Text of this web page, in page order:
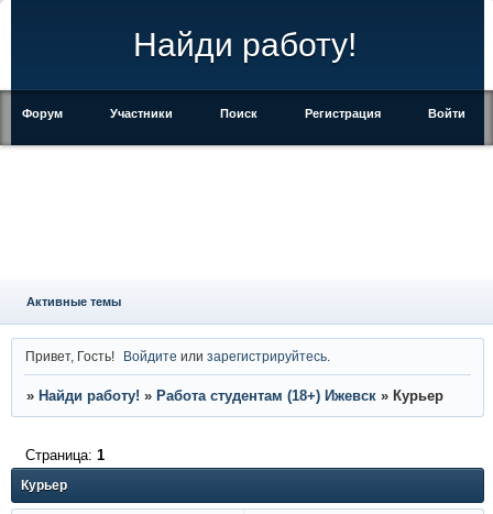
Найди работу!
Форум Участники Поиск Регистрация Войти
Активные темы
Привет, Гость! Войдите илизарегистрируйтесь
» Найди работу! » Работа студентам (18+) Ижевск » Курьер
Курьер
Страница: 1